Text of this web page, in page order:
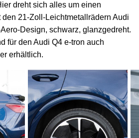
dreht sich alles um einen
den 21-Zoll-Leichtmetallrädern Audi
Design, schwarz, glanzgedreht.
für den Audi Q4 e-tron auch
erhältlich.